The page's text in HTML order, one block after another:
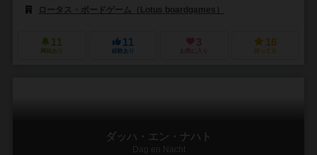
ロータス・ボードゲーム（Lotus boardgames）
11
興味あり
11
経験あり
3
お気に入り
16
持ってる
ダッハ・エン・ナハト
Dag en Nacht